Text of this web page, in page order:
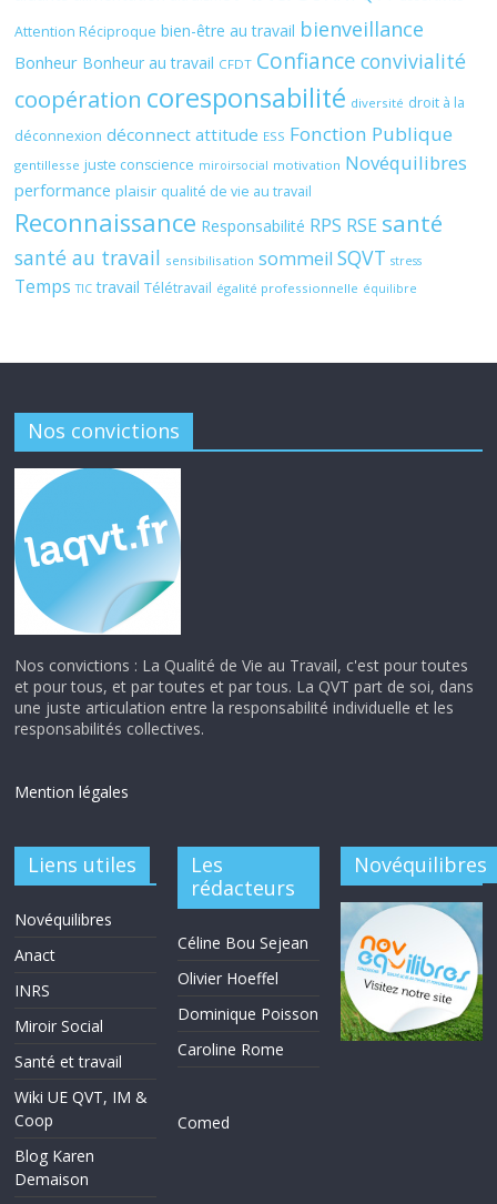
Attention Réciproque bien-être au travail bienveillance
Bonheur Bonheur au travail CFDT Confiance convivialité
coopération coresponsabilité diversité droit à la
déconnexion déconnect attitude ESS Fonction Publique
gentillesse juste conscience miroirsocial motivation Novéquilibres
performance plaisir qualité de vie au travail
Reconnaissance Responsabilité RPS RSE santé
santé au travail sensibilisation sommeil SQVT stress
Temps TIC travail Télétravail égalité professionnelle équilibre
Nos convictions
Nos convictions : La Qualité de Vie au Travail, c'est pour toutes
et pour tous, et par toutes et par tous. La QVT part de soi, dans
une juste articulation entre la responsabilité individuelle et les
responsabilités collectives.
Mention légales
Liens utiles
Novéquilibres
Anact
INRS
Miroir Social
Santé et travail
Wiki UE QVT, IM &
Coop
Blog Karen
Demaison
Les
rédacteurs
Céline Bou Sejean
Olivier Hoeffel
Dominique Poisson
Caroline Rome
Comed
Novéquilibres